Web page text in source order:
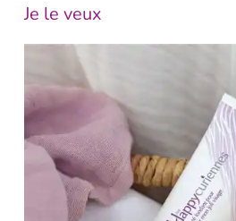
Je le veux